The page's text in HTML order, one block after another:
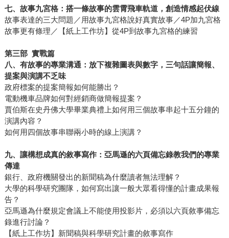
七、故事九宮格：搭一條故事的雲霄飛車軌道，創造情感起伏線
故事表達的三大問題／用故事九宮格說好真實故事／4P加九宮格
故事更有條理／【紙上工作坊】從4P到故事九宮格的練習
第三部 實戰篇
八、有故事的專業溝通：放下複雜圖表與數字，三句話讓簡報、
提案與演講不乏味
政府標案的提案簡報如何能勝出？
電動機車品牌如何對經銷商做簡報提案？
賈伯斯在史丹佛大學畢業典禮上如何用三個故事串起十五分鐘的
演講內容？
如何用四個故事串聯兩小時的線上演講？
九、讓構想成真的敘事寫作：亞馬遜的六頁備忘錄教我們的專業
傳達
銀行、政府機關發出的新聞稿為什麼讀者無法理解？
大學的科學研究團隊，如何寫出讓一般大眾看得懂的計畫成果報
告？
亞馬遜為什麼規定會議上不能使用投影片，必須以六頁敘事備忘
錄進行討論？
【紙上工作坊】新聞稿與科學研究計畫的敘事寫作